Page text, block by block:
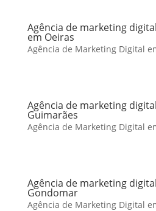
Agência de marketing
em Oeiras
Agência de Marketing Digital
Agência de marketing
Guimarães
Agência de Marketing Digital
Agência de marketing
Gondomar
Agência de Marketing Digital